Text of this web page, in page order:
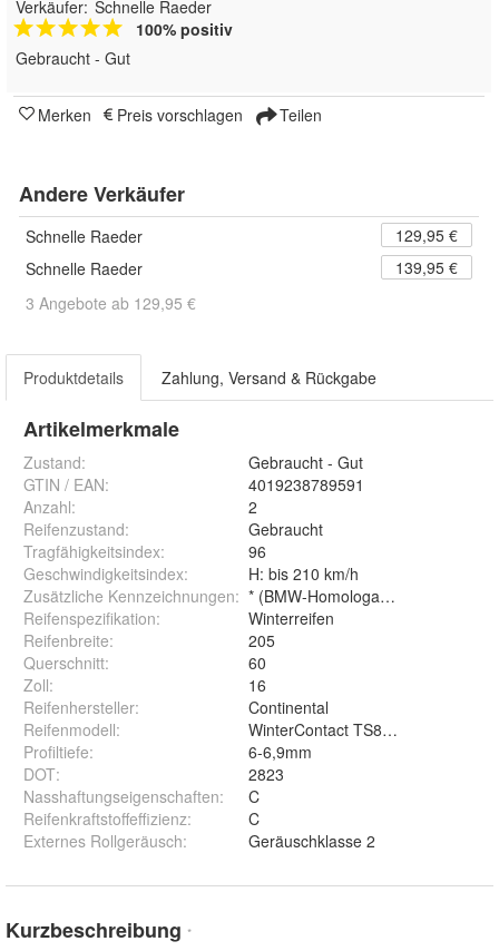
Verkäufer: Schnelle Raeder
100% positiv
Gebraucht - Gut
Merken Preis vorschlagen Teilen
Andere Verkäufer
Schnelle Raeder
129,95 €
Schnelle Raeder
139,95 €
3 Angebote ab 129,95 €
Produktdetails Zahlung, Versand & Rückgabe
Artikelmerkmale
Zustand:
Gebraucht - Gut
GTIN / EAN:
4019238789591
Anzahl:
2
Reifenzustand:
Gebraucht
Tragfähigkeitsindex:
96
Geschwindigkeitsindex:
H: bis 210 km/h
Zusätzliche Kennzeichnungen: * (BMW-Homologation), XL (Extra
Reifenspezifikation:
Winterreifen
Reifenbreite:
205
Querschnitt:
60
Zoll:
16
Reifenhersteller:
Continental
Reifenmodell:
WinterContact TS860S XL *
Profiltiefe:
6-6,9mm
DOT:
2823
Nasshaftungseigenschaften:
C
Reifenkraftstoffeffizienz:
C
Externes Rollgeräusch: Geräuschklasse 2
Kurzbeschreibung *